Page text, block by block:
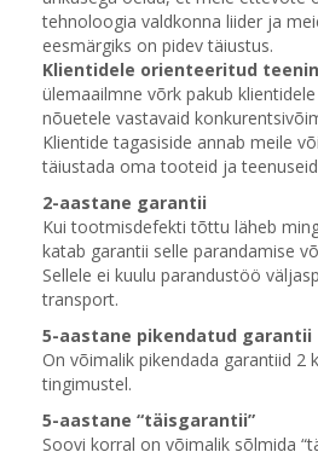
tehnoloogia valdkonna liider ja
eesmärgiks on pidev täiustus.
Klientidele orienteeritud
ülemaailmne võrk pakub
nõuetele vastavaid
Klientide tagasiside annab meile
täiustada oma tooteid ja
2-aastane garantii
Kui tootmisdefekti tõttu läheb
katab garantii selle parandamise
Sellele ei kuulu parandustöö
transport.
5-aastane pikendatud garantii
On võimalik pikendada garantiid 2
tingimustel.
5-aastane “täisgarantii”
Soovi korral on võimalik sõlmida